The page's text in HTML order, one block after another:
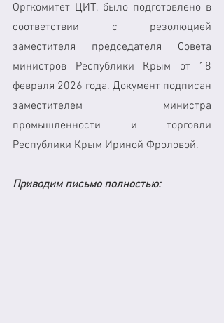
Оргкомитет ЦИТ, было подготовлено в
соответствии с резолюцией
заместителя председателя Совета
министров Республики Крым от 18
февраля 2026 года. Документ подписан
заместителем министра
промышленности и торговли
Республики Крым Ириной Фроловой.
Приводим письмо полностью: